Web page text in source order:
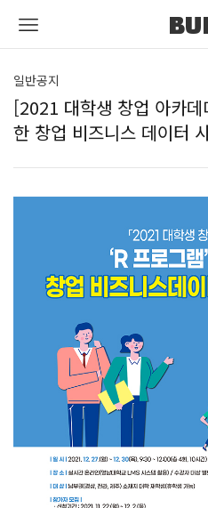
일반공지
[2021 대학생 창업 아카데
한 창업 비즈니스 데이터